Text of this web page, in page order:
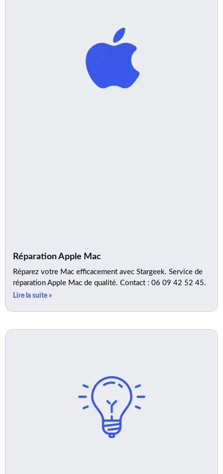
Réparation Apple Mac
Réparez votre Mac efficacement avec Stargeek. Service de
réparation Apple Mac de qualité. Contact : 06 09 42 52 45.
Lire la suite »